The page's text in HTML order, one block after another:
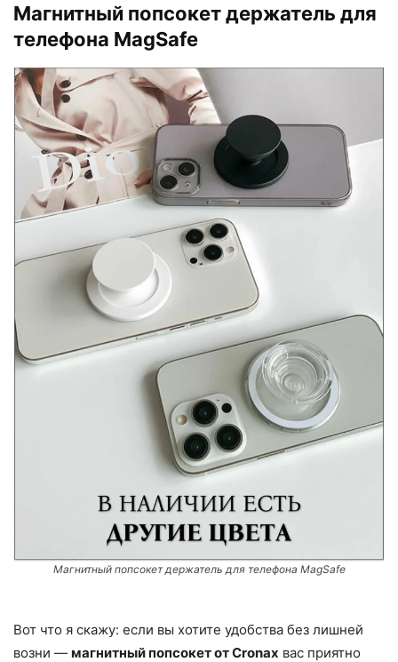
Магнитный попсокет держатель для
телефона MagSafe
Магнитный попсокет держатель для телефона MagSafe
Вот что я скажу: если вы хотите удобства без лишней
возни — магнитный попсокет от Cronax вас приятно